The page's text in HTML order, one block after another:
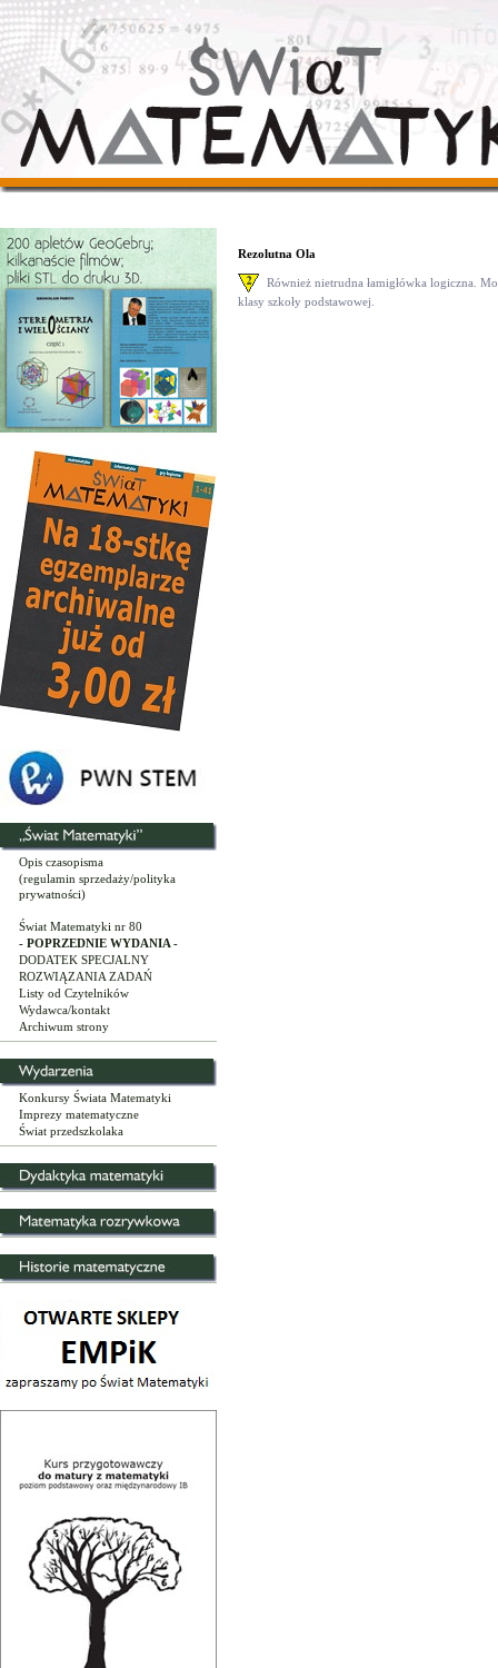
Opis czasopisma
(regulamin sprzedaży/polityka
prywatności)
Świat Matematyki nr 80
- POPRZEDNIE WYDANIA -
DODATEK SPECJALNY
ROZWIĄZANIA ZADAŃ
Listy od Czytelników
Wydawca/kontakt
Archiwum strony
Konkursy Świata Matematyki
Imprezy matematyczne
Świat przedszkolaka
Rezolutna Ola
Również nietrudna łamigłówka logiczna.
klasy szkoły podstawowej.